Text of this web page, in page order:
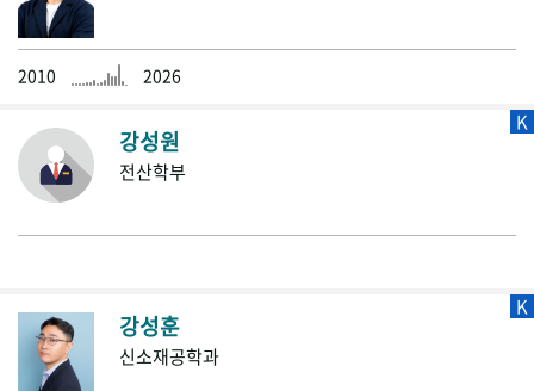
2010 2026
강성원
전산학부
K
강성훈
신소재공학과
K